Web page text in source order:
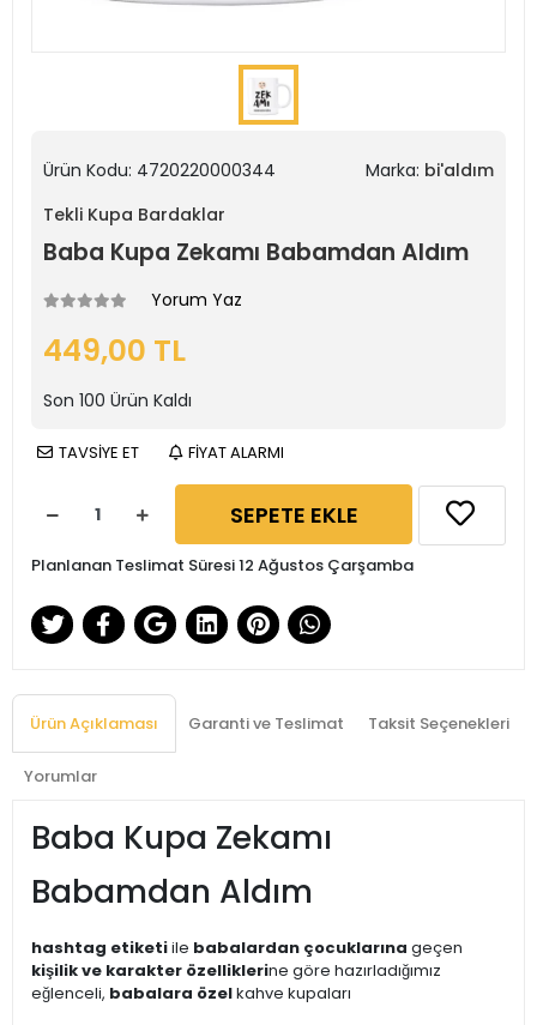
Ürün Kodu: 4720220000344 Marka: bi'aldım
Tekli Kupa Bardaklar
Baba Kupa Zekamı Babamdan Aldım
Yorum Yaz
449,00 TL
Son 100 Ürün Kaldı
TAVSİYE ET FİYAT ALARMI
SEPETE EKLE
Planlanan Teslimat Süresi 12 Ağustos Çarşamba
Ürün Açıklaması Garanti ve Teslimat Taksit Seçenekleri
Yorumlar
Baba Kupa Zekamı
Babamdan Aldım
hashtag etiketiile babalardan çocuklarına geçen
kişilik ve karakter özelliklerine göre hazırladığımız
eğlenceli, babalara özelkahve kupaları